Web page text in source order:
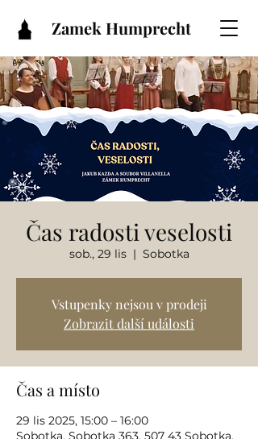
Zamek Humprecht
Čas radosti veselosti
sob., 29 lis
  |
Sobotka
Vstupenky nejsou v prodeji
Zobrazit další události
Čas a místo
29 lis 2025, 15:00 – 16:00
Sobotka, Sobotka 363, 507 43 Sobotka,